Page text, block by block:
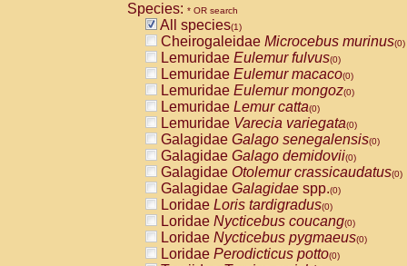
CebidaeCebus capucinus
CebidaeCebus nigrivittatus
CebidaeCebus spp.(0)
CebidaeSaimiri boliviensis(0)
CebidaeSaimiri sciureus(0)
AtelidaeAlouatta caraya(0)
AtelidaeAlouatta fusca(0)
AtelidaeAlouatta seniculus(0)
AtelidaeAlouattaspp.(0)
AtelidaeAteles belzebuth(0)
AtelidaeAteles geoffroyi(0)
AtelidaeAteles paniscus(0)
AtelidaeAtelesspp.(0)
AtelidaeLagothrix lagothricha(0)
AtelidaeLagothrix lagothricha cana
PitheciidaeCacajao calvus
Species: * OR search
All species(1)
Cheirogaleidae Microcebus murinus(0)
Lemuridae Eulemur fulvus(0)
Lemuridae Eulemur macaco(0)
Lemuridae Eulemur mongoz(0)
Lemuridae Lemur catta(0)
Lemuridae Varecia variegata(0)
Galagidae Galago senegalensis(0)
Galagidae Galago demidovii(0)
Galagidae Otolemur crassicaudatus(0)
Galagidae Galagidae spp.(0)
Loridae Loris tardigradus(0)
Loridae Nycticebus coucang(0)
Loridae Nycticebus pygmaeus(0)
Loridae Perodicticus potto(0)